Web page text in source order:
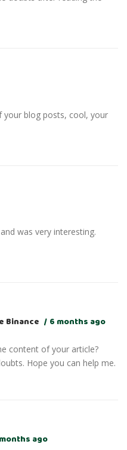
your blog posts, cool, your
was very interesting.
Binance 6 months ago
content of your article?
Hope you can help me.
ago